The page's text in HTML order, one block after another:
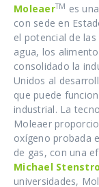
MoleaerTM es
con sede en
el potencial de
agua, los
consolidado la
Unidos al
que puede
industrial. La
Moleaer
oxígeno probada
de gas, con una
Michael
universidades,